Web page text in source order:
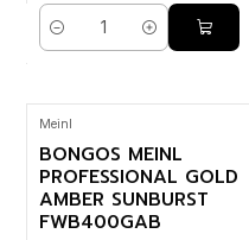
Cantidad
Meinl
BONGOS MEINL
PROFESSIONAL GOLD
AMBER SUNBURST
FWB400GAB